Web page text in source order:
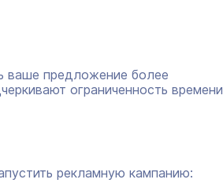
ваше предложение более
ограниченность времени
рекламную кампанию: